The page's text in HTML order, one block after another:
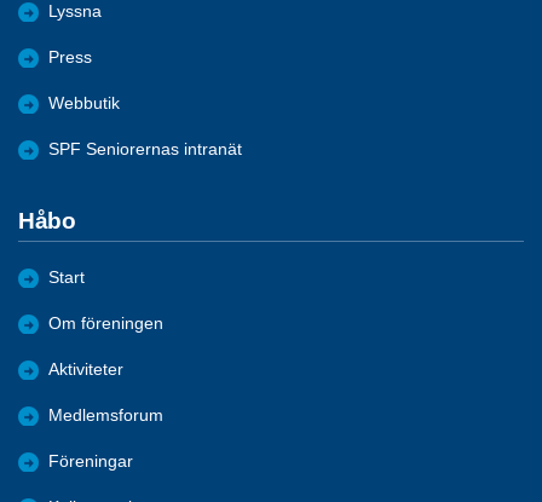
Lyssna
Press
Webbutik
SPF Seniorernas intranät
Håbo
Start
Om föreningen
Aktiviteter
Medlemsforum
Föreningar